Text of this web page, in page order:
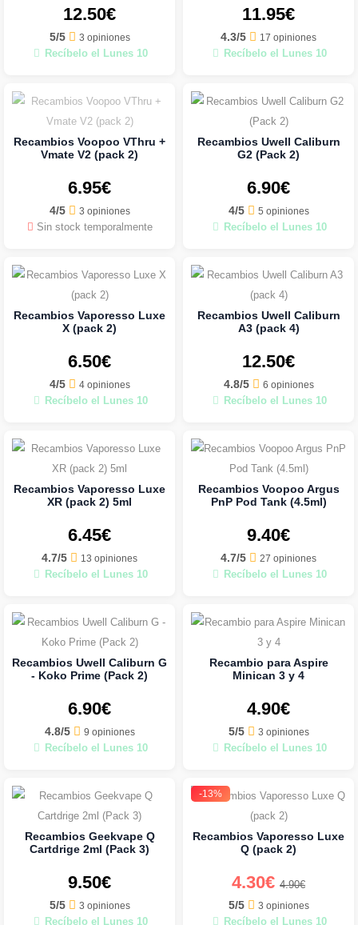
12.50€
5/5 3 opiniones
Recíbelo el Lunes 10
11.95€
4.3/5 17 opiniones
Recíbelo el Lunes 10
Recambios Voopoo VThru +
Vmate V2 (pack 2)
6.95€
4/5 3 opiniones
Sin stock temporalmente
Recambios Uwell Caliburn
G2 (Pack 2)
6.90€
4/5 5 opiniones
Recíbelo el Lunes 10
Recambios Vaporesso Luxe
X (pack 2)
6.50€
4/5 4 opiniones
Recíbelo el Lunes 10
Recambios Uwell Caliburn
A3 (pack 4)
12.50€
4.8/5 6 opiniones
Recíbelo el Lunes 10
Recambios Vaporesso Luxe
XR (pack 2) 5ml
6.45€
4.7/5 13 opiniones
Recíbelo el Lunes 10
Recambios Voopoo Argus
PnP Pod Tank (4.5ml)
9.40€
4.7/5 27 opiniones
Recíbelo el Lunes 10
Recambios Uwell Caliburn G
- Koko Prime (Pack 2)
6.90€
4.8/5 9 opiniones
Recíbelo el Lunes 10
Recambio para Aspire
Minican 3 y 4
4.90€
5/5 3 opiniones
Recíbelo el Lunes 10
Recambios Geekvape Q
Cartdrige 2ml (Pack 3)
9.50€
5/5 3 opiniones
Recíbelo el Lunes 10
-13%
Recambios Vaporesso Luxe
Q (pack 2)
4.30€ 4.90€
5/5 3 opiniones
Recíbelo el Lunes 10